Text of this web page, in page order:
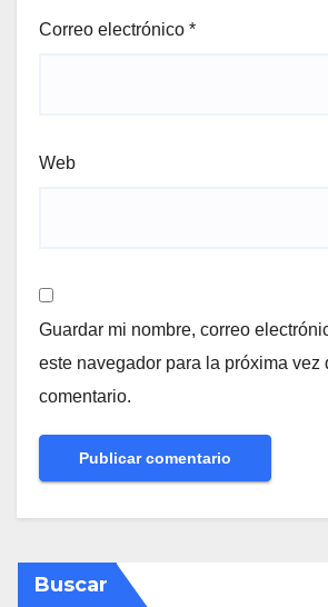
Correo electrónico *
Web
Guardar mi nombre, correo
este navegador para la próxima vez
comentario.
Buscar